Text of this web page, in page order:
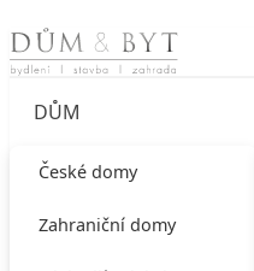
Skip to content
DŮM
České domy
Zahraniční domy